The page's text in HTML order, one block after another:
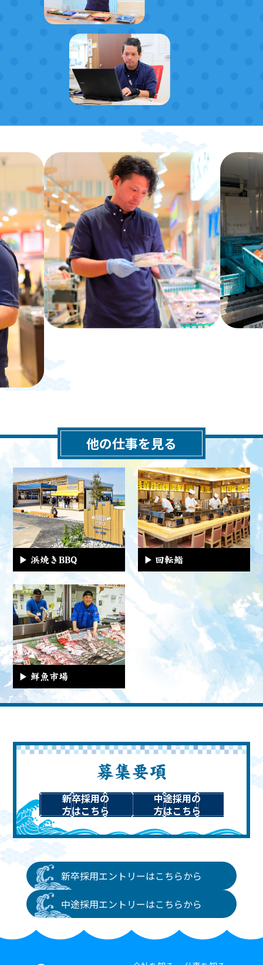
他の仕事を見る
浜焼きBBQ 回転鮨
鮮魚市場
募集要項
新卒採用の
方はこちら
中途採用の
方はこちら
新卒採用エントリーはこちらから
中途採用エントリーはこちらから